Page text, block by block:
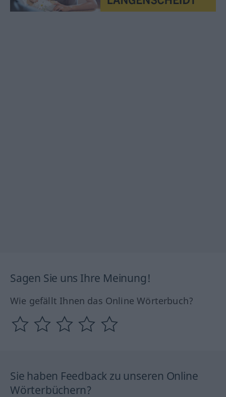
Sagen Sie uns Ihre Meinung!
Wie gefällt Ihnen das Online Wörterbuch?
Sie haben Feedback zu unseren Online
Wörterbüchern?